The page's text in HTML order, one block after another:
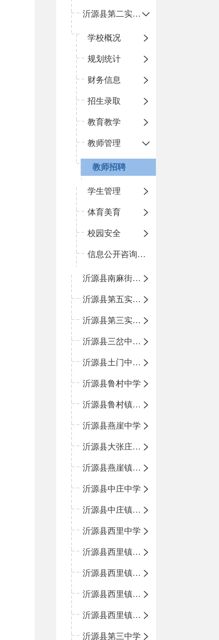
沂源县第二实验中学
学校概况
规划统计
财务信息
招生录取
教育教学
教师管理
教师招聘
学生管理
体育美育
校园安全
信息公开咨询指南
沂源县南麻街道办事处中心小学
沂源县第五实验小学
沂源县第三实验小学
沂源县三岔中心学校
沂源县土门中心学校
沂源县鲁村中学
沂源县鲁村镇中心小学
沂源县燕崖中学
沂源县大张庄中心学校
沂源县燕崖镇中心小学
沂源县中庄中学
沂源县中庄镇中心小学
沂源县西里中学
沂源县西里镇中心小学
沂源县西里镇柳枝峪回民小学
沂源县西里镇金星完全小学
沂源县西里镇团圆小学
沂源县第三中学